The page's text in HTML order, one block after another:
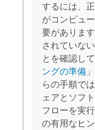
するには、
がコンピュ
要がありま
されていな
とを確認し
ングの準備
らの手順で
ェアとソフ
フローを実
の有用なヒ